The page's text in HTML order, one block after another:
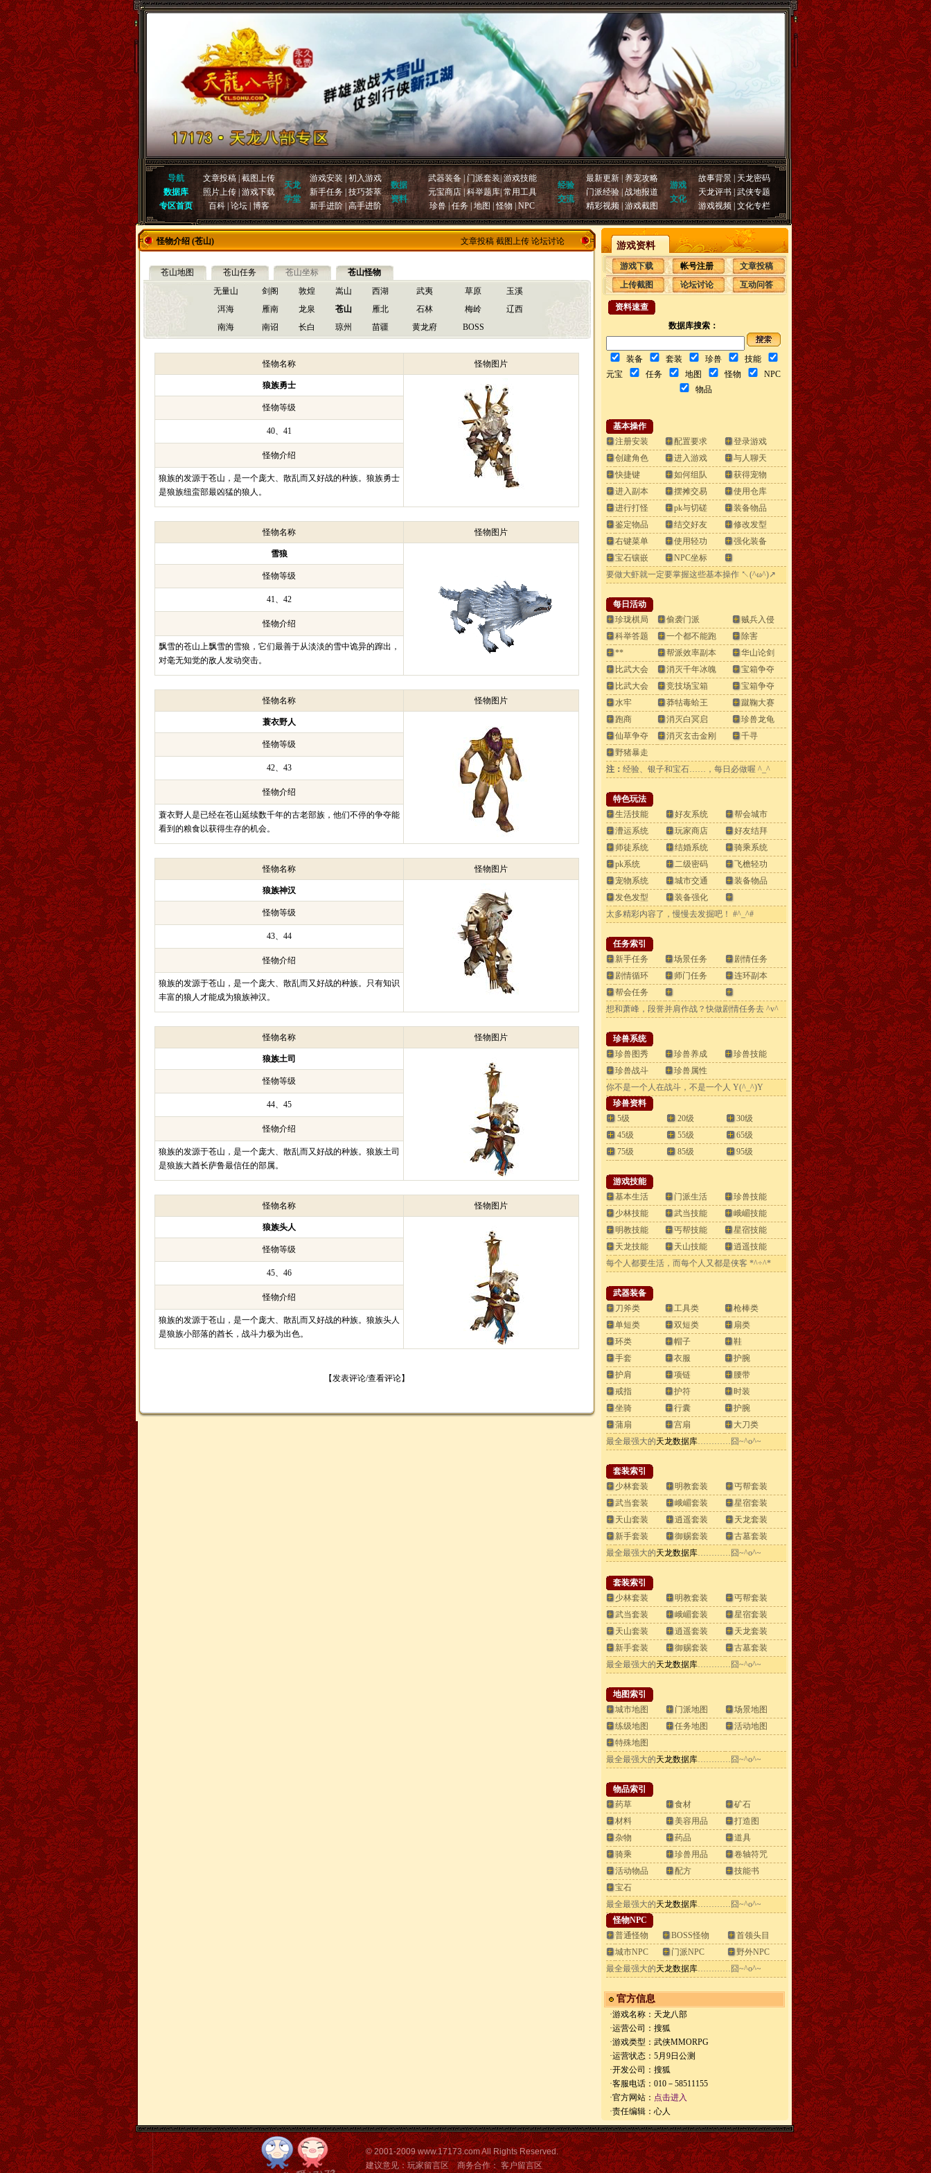
导航
数据库
专区首页
文章投稿 | 截图上传
照片上传 | 游戏下载
百科 | 论坛 博客
天龙
学堂
游戏安装 | 初入游戏
新手任务 技巧荟萃
新手进阶 高手进阶
数据
资料
武器装备 门派套装| 游戏技能
元宝商店 | 科举题库| 常用工具
珍兽 | 任务 地图 怪物 NPC
经验
交流
最新更新 | 养宠攻略
门派经验|战地报道
精彩视频| 游戏截图
游戏
文化
故事背景
天龙密码
天龙评书|武侠专题
游戏视频| 文化专栏
怪物介绍 (苍山) 文章投稿 截图上传 论坛讨论
苍山地图 苍山任务 苍山坐标
苍山怪物
无量山
剑阁 敦煌 嵩山 西湖 武夷 草原
玉溪
洱海
雁南 龙泉 苍山 雁北 石林 梅岭
辽西
南海
南诏 长白 琼州 苗疆 黄龙府 BOSS
怪物名称 怪物图片
狼族勇士
怪物等级
40、41
怪物介绍
狼族的发源于苍山，是一个庞大、散乱而又好战的种族。狼族勇士
是狼族纽蛮部最凶猛的狼人。
怪物名称 怪物图片
雪狼
怪物等级
41、42
怪物介绍
飘雪的苍山上飘雪的雪狼，它们最善于从淡淡的雪中诡异的蹿出，
对毫无知觉的敌人发动突击。
怪物名称 怪物图片
蓑衣野人
怪物等级
42、43
怪物介绍
蓑衣野人是已经在苍山延续数千年的古老部族，他们不停的争夺能
看到的粮食以获得生存的机会。
怪物名称 怪物图片
狼族神汉
怪物等级
43、44
怪物介绍
狼族的发源于苍山，是一个庞大、散乱而又好战的种族。只有知识
丰富的狼人才能成为狼族神汉。
怪物名称 怪物图片
狼族土司
怪物等级
44、45
怪物介绍
狼族的发源于苍山，是一个庞大、散乱而又好战的种族。狼族土司
是狼族大酋长萨鲁最信任的部属。
怪物名称 怪物图片
狼族头人
怪物等级
45、46
怪物介绍
狼族的发源于苍山，是一个庞大、散乱而又好战的种族。狼族头人
是狼族小部落的酋长，战斗力极为出色。
【发表评论/查看评论】
游戏资料
游戏下载 帐号注册
文章投稿
上传截图
论坛讨论 互动问答
资料速查
数据库搜索：
装备 套装 珍兽
技能
元宝
任务 地图 怪物
NPC
物品
基本操作
注册安装
配置要求
登录游戏
创建角色
进入游戏
与人聊天
快捷键
如何组队
获得宠物
进入副本
摆摊交易
使用仓库
进行打怪
pk与切磋
装备物品
鉴定物品
结交好友
修改发型
右键菜单
使用轻功
强化装备
宝石镶嵌
NPC坐标
要做大虾就一定要掌握这些基本操作 ↖(^ω^)↗
每日活动
珍珑棋局
偷袭门派
贼兵入侵
科举答题
一个都不能跑
除害
**
帮派效率副本
华山论剑
比武大会
消灭千年冰魄
宝箱争夺
比武大会
竞技场宝箱
宝箱争夺
水牢
莽牯毒蛤王
蹴鞠大赛
跑商
消灭白冥启
珍兽龙龟
仙草争夺
消灭玄击金刚
千寻
野猪暴走
注： 经验、银子和宝石……，每日必做喔 ^_^
特色玩法
生活技能
好友系统
帮会城市
漕运系统
玩家商店
好友结拜
师徒系统
结婚系统
骑乘系统
pk系统
二级密码
飞檐轻功
宠物系统
城市交通
装备物品
发色发型
装备强化
太多精彩内容了，慢慢去发掘吧！ #^_^#
任务索引
新手任务
场景任务
剧情任务
剧情循环
师门任务
连环副本
帮会任务
想和萧峰，段誉并肩作战？快做剧情任务去 ^v^
珍兽系统
珍兽图秀
珍兽养成
珍兽技能
珍兽战斗
珍兽属性
你不是一个人在战斗，不是一个人 Y(^_^)Y
珍兽资料
5级
20级
30级
45级
55级 65级
75级 85级 95级
游戏技能
基本生活
门派生活
珍兽技能
少林技能
武当技能
峨嵋技能
明教技能
丐帮技能
星宿技能
天龙技能
天山技能
逍遥技能
每个人都要生活，而每个人又都是侠客 *^÷^*
武器装备
刀斧类
工具类
枪棒类
单短类
双短类
扇类
环类
帽子
鞋
手套
衣服
护腕
护肩
项链
腰带
戒指
护符
时装
坐骑
行囊
护腕
蒲扇
宫扇
大刀类
最全最强大的天龙数据库…………囧~^o^~
套装索引
少林套装
明教套装
丐帮套装
武当套装
峨嵋套装
星宿套装
天山套装
逍遥套装
天龙套装
新手套装
御赐套装
古墓套装
最全最强大的天龙数据库…………囧~^o^~
套装索引
少林套装
明教套装
丐帮套装
武当套装
峨嵋套装
星宿套装
天山套装
逍遥套装
天龙套装
新手套装
御赐套装
古墓套装
最全最强大的天龙数据库…………囧~^o^~
地图索引
城市地图
门派地图
场景地图
练级地图
任务地图
活动地图
特殊地图
最全最强大的天龙数据库…………囧~^o^~
物品索引
药草
食材
矿石
材料
美容用品
打造图
杂物
药品
道具
骑乘
珍兽用品
卷轴符咒
活动物品
配方
技能书
宝石
最全最强大的天龙数据库…………囧~^o^~
怪物NPC
普通怪物
BOSS怪物
首领头目
城市NPC
门派NPC
野外NPC
最全最强大的天龙数据库…………囧~^o^~
官方信息
·游戏名称：天龙八部
·运营公司：搜狐
·游戏类型：武侠MMORPG
·运营状态：5月9日公测
·开发公司：搜狐
·客服电话：010－58511155
·官方网站： 点击进入
·责任编辑：心人
©2001-2009www.17173.comAll Rights Reserved.
建议意见：玩家留言区商务合作：客户留言区